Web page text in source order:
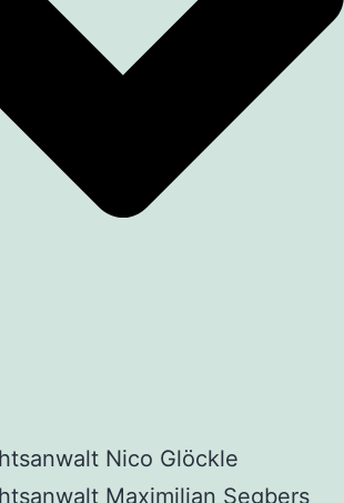
Nico Glöckle
Maximilian Segbers